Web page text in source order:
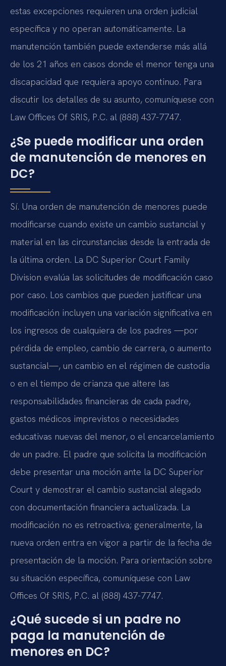
estas excepciones requieren una orden judicial
específica y no operan automáticamente. La
manutención también puede extenderse más allá
de los 21 años en casos donde el menor tenga una
discapacidad que requiera apoyo continuo. Para
discutir los detalles de su asunto, comuníquese con
Law Offices Of SRIS, P.C. al (888) 437-7747.
¿Se puede modificar una orden
de manutención de menores en
DC?
Sí. Una orden de manutención de menores puede
modificarse cuando existe un cambio sustancial y
material en las circunstancias desde la entrada de
la última orden. La DC Superior Court Family
Division evalúa las solicitudes de modificación caso
por caso. Los cambios que pueden justificar una
modificación incluyen una variación significativa en
los ingresos de cualquiera de los padres —por
pérdida de empleo, cambio de carrera, o aumento
sustancial—, un cambio en el régimen de custodia
o en el tiempo de crianza que altere las
responsabilidades financieras de cada padre,
gastos médicos imprevistos o necesidades
educativas nuevas del menor, o el encarcelamiento
de un padre. El padre que solicita la modificación
debe presentar una moción ante la DC Superior
Court y demostrar el cambio sustancial alegado
con documentación financiera actualizada. La
modificación no es retroactiva; generalmente, la
nueva orden entra en vigor a partir de la fecha de
presentación de la moción. Para orientación sobre
su situación específica, comuníquese con Law
Offices Of SRIS, P.C. al (888) 437-7747.
¿Qué sucede si un padre no
paga la manutención de
menores en DC?